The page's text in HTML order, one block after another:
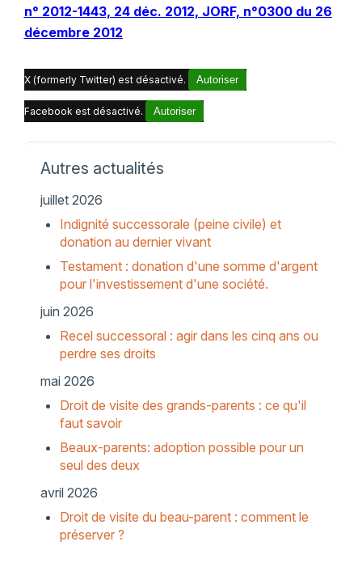
n° 2012-1443, 24 déc. 2012, JORF, n°0300 du 26
décembre 2012
X (formerly Twitter) est désactivé. Autoriser
Facebook est désactivé. Autoriser
Autres actualités
juillet 2026
Indignité successorale (peine civile) et
donation au dernier vivant
Testament : donation d'une somme d'argent
pour l'investissement d'une société.
juin 2026
Recel successoral : agir dans les cinq ans ou
perdre ses droits
mai 2026
Droit de visite des grands-parents : ce qu'il
faut savoir
Beaux-parents: adoption possible pour un
seul des deux
avril 2026
Droit de visite du beau-parent : comment le
préserver ?